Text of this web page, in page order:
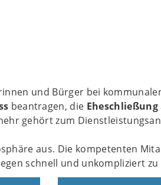
und Bürger bei
beantragen, die Eheschließung
gehört zum
aus. Die kompetenten
schnell und unkompliziert zu